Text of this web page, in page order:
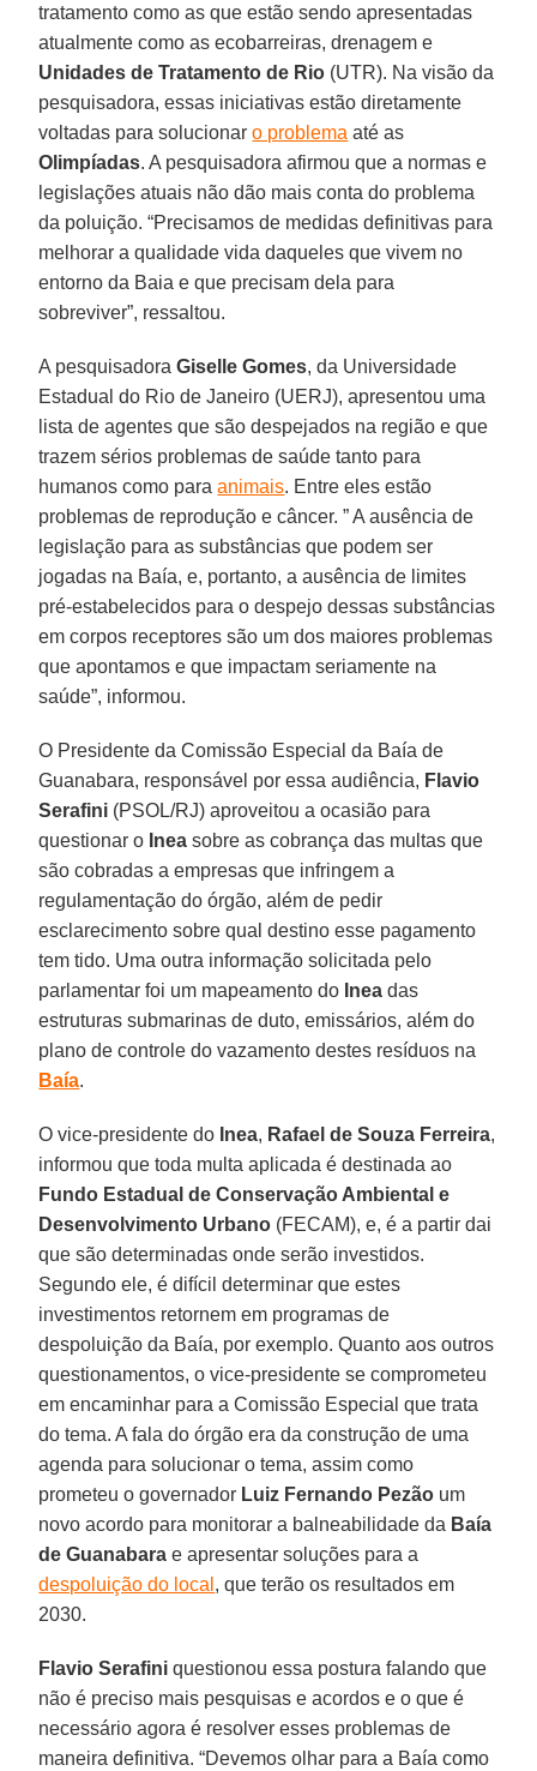
tratamento como as que estão sendo apresentadas
atualmente como as ecobarreiras, drenagem e
Unidades de Tratamento de Rio (UTR). Na visão da
pesquisadora, essas iniciativas estão diretamente
voltadas para solucionaro problema até as
Olimpíadas. A pesquisadora afirmou que a normas e
legislações atuais não dão mais conta do problema
da poluição. “Precisamos de medidas definitivas para
melhorar a qualidade vida daqueles que vivem no
entorno da Baia e que precisam dela para
sobreviver”, ressaltou.
A pesquisadoraGiselle Gomes, da Universidade
Estadual do Rio de Janeiro (UERJ), apresentou uma
lista de agentes que são despejados na região e que
trazem sérios problemas de saúde tanto para
humanos como paraanimais. Entre eles estão
problemas de reprodução e câncer. ” A ausência de
legislação para as substâncias que podem ser
jogadas na Baía, e, portanto, a ausência de limites
pré-estabelecidos para o despejo dessas substâncias
em corpos receptores são um dos maiores problemas
que apontamos e que impactam seriamente na
saúde”, informou.
O Presidente da Comissão Especial da Baía de
Guanabara, responsável por essa audiência, Flavio
Serafini (PSOL/RJ) aproveitou a ocasião para
questionar o Inea sobre as cobrança das multas que
são cobradas a empresas que infringem a
regulamentação do órgão, além de pedir
esclarecimento sobre qual destino esse pagamento
tem tido. Uma outra informação solicitada pelo
parlamentar foi um mapeamento do Inea das
estruturas submarinas de duto, emissários, além do
plano de controle do vazamento destes resíduos na
Baía.
O vice-presidente do Inea, Rafael de Souza Ferreira,
informou que toda multa aplicada é destinada ao
Fundo Estadual de Conservação Ambiental e
Desenvolvimento Urbano (FECAM), e, é a partir dai
que são determinadas onde serão investidos.
Segundo ele, é difícil determinar que estes
investimentos retornem em programas de
despoluição da Baía, por exemplo. Quanto aos outros
questionamentos, o vice-presidente se comprometeu
em encaminhar para a Comissão Especial que trata
do tema. A fala do órgão era da construção de uma
agenda para solucionar o tema, assim como
prometeu o governador Luiz Fernando Pezão um
novo acordo para monitorar a balneabilidade da Baía
de Guanabara e apresentar soluções para a
despoluição do local , que terão os resultados em
2030.
Flavio Serafini questionou essa postura falando que
não é preciso mais pesquisas e acordos e o que é
necessário agora é resolver esses problemas de
maneira definitiva. “Devemos olhar para a Baía como